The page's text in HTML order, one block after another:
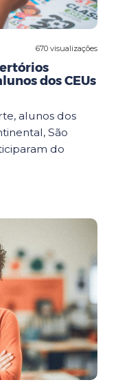
670 visualizações
dos CEUs
alunos dos
São
do